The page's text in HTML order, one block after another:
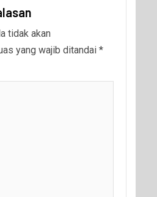
tidak akan
yang wajib ditandai *